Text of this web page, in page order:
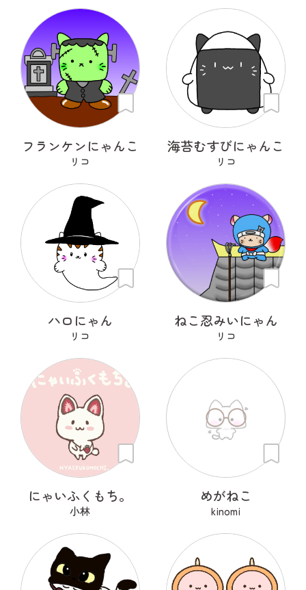
フランケンにゃんこ
リコ
海苔むすびにゃんこ
リコ
ハロにゃん
リコ
ねこ忍みいにゃん
リコ
にゃいふくもち。
小林
めがねこ
kinomi